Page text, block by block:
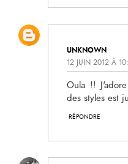
UNKNOWN
12 JUIN 2012 À
Oula !!
des styles est
RÉPONDRE